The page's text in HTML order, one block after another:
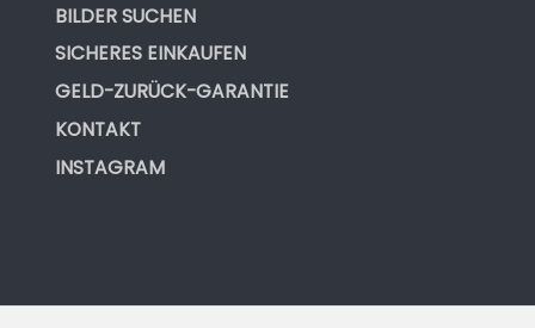
BILDER SUCHEN
SICHERES EINKAUFEN
GELD-ZURÜCK-GARANTIE
KONTAKT
INSTAGRAM